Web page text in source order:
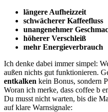
längere Aufheizzeit
schwächerer Kaffeefluss
unangenehmer
höherer Verschleiß
mehr Energieverbrauch
Ich denke dabei immer simpel:
außen nichts gut funktionieren.
entkalken kein Bonus, sondern
Woran ich merke, dass coffee b
Du musst nicht warten, bis die
auf klare Warnsignale: